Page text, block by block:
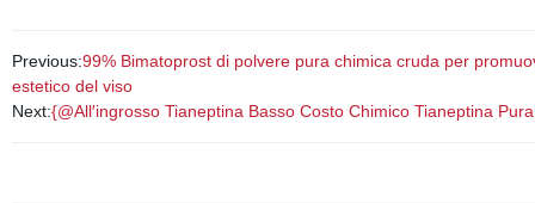
Previous:99% Bimatoprost di polvere pura chimica cruda per
estetico del viso
Next:{@All′ingrosso Tianeptina Basso Costo Chimico Tianeptina